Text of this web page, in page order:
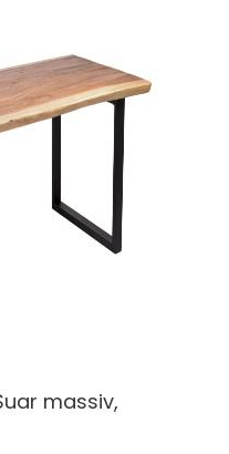
massiv,